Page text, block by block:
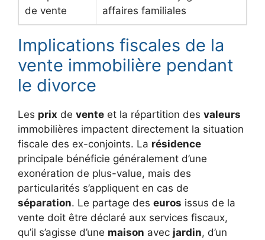
de vente
affaires familiales
Implications fiscales de la
vente immobilière pendant
le divorce
Les prix de vente et la répartition des valeurs
immobilières impactent directement la situation
fiscale des ex-conjoints. La résidence
principale bénéficie généralement d’une
exonération de plus-value, mais des
particularités s’appliquent en cas de
séparation. Le partage des euros issus de la
vente doit être déclaré aux services fiscaux,
qu’il s’agisse d’une maison avec jardin, d’un